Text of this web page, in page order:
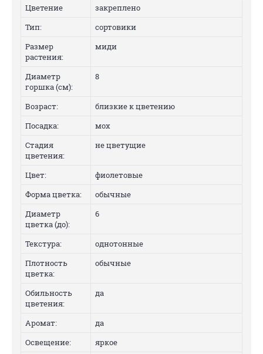
Цветение
закреплено
Тип:
сортовики
Размер
растения:
миди
Диаметр
горшка (см):
8
Возраст:
близкие к цветению
Посадка:
мох
Стадия
цветения:
не цветущие
Цвет:
фиолетовые
Форма цветка:
обычные
Диаметр
цветка (до):
6
Текстура:
однотонные
Плотность
цветка:
обычные
Обильность
цветения:
да
Аромат:
да
Освещение:
яркое